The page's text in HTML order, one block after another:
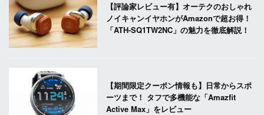
【評論家レビュー有】オーテクのおしゃれ
ノイキャンイヤホンがAmazonで超お得！
「ATH-SQ1TW2NC」の魅力を徹底解説！
【期間限定クーポン情報も】日常からスポ
ーツまで！ タフで多機能な「Amazfit
Active Max」をレビュー